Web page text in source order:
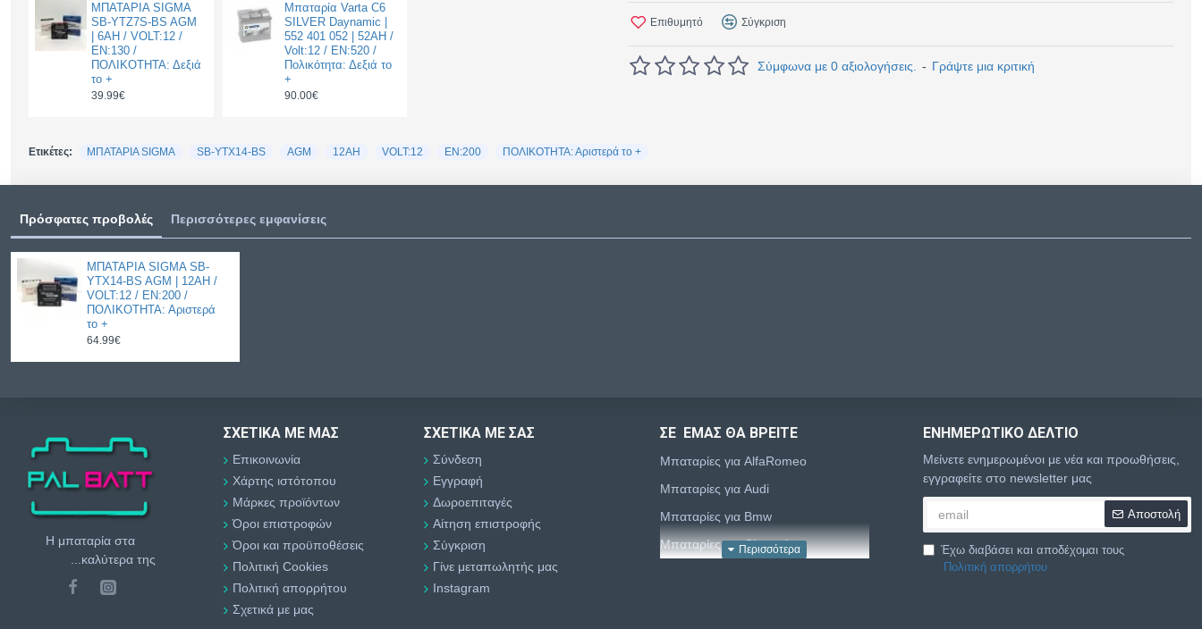
ΜΠΑΤΑΡΙΑ SIGMA
SB-YTZ7S-BS AGM
| 6AH / VOLT:12 /
EN:130 /
ΠΟΛΙΚΟΤΗΤΑ: Δεξιά
το +
39.99€
Μπαταρία Varta C6
SILVER Daynamic |
552 401 052 | 52AH /
Volt:12 / EN:520 /
Πολικότητα: Δεξιά το
+
90.00€
Σύμφωνα με 0 αξιολογήσεις. - Γράψτε μια κριτική
Επιθυμητό Σύγκριση
Ετικέτες: ΜΠΑΤΑΡΙΑ SIGMA SB-YTX14-BS AGM 12AH VOLT:12 EN:200 ΠΟΛΙΚΟΤΗΤΑ: Αριστερά το +
Πρόσφατες προβολές Περισσότερες εμφανίσεις
ΜΠΑΤΑΡΙΑ SIGMA SB-
YTX14-BS AGM | 12AH /
VOLT:12 / EN:200 /
ΠΟΛΙΚΟΤΗΤΑ: Αριστερά
το +
64.99€
Η μπαταρία στα
...καλύτερα της
ΣΧΕΤΙΚΆ ΜΕ ΜΑΣ
Επικοινωνία
Χάρτης ιστότοπου
Μάρκες προϊόντων
Όροι επιστροφών
Όροι και προϋποθέσεις
Πολιτική Cookies
Πολιτική απορρήτου
Σχετικά με μας
ΣΧΕΤΙΚΆ ΜΕ ΣΑΣ
Σύνδεση
Εγγραφή
Δωροεπιταγές
Αίτηση επιστροφής
Σύγκριση
Γίνε μεταπωλητής μας
Instagram
ΣΕ ΕΜΑΣ ΘΑ ΒΡΕΙΤΕ
Μπαταρίες για AlfaRomeo
Μπαταρίες για Audi
Μπαταρίες για Bmw
Μπαταρίες για Chevrolet
ΕΝΗΜΕΡΩΤΙΚΌ ΔΕΛΤΊΟ
Μείνετε ενημερωμένοι με νέα και προωθήσεις,
εγγραφείτε στο newsletter μας
Αποστολή
Έχω διαβάσει και αποδέχομαι τους
Πολιτική απορρήτου